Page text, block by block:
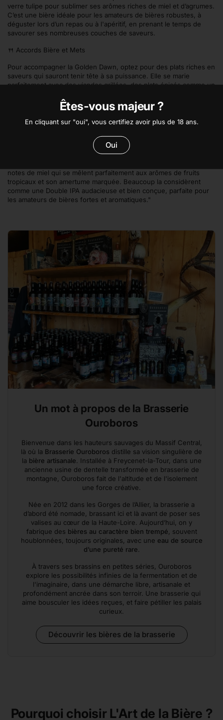
verre tulipe pour sublimer ses arômes riches de miel et d’agrumes.
C’est une bière idéale pour les amateurs de bières robustes, à
déguster lors d’un repas ou à l'apéritif, en prenant le temps de
savourer ses nombreuses couches de saveurs.
🍴 Accords Bière et Mets
Pour accompagner la Golden Dawn, optez pour des plats riches en
saveurs qui sauront tenir tête à sa puissance. Elle se marie
parfaitement avec des viandes grillées, des plats épicés comme un
vieilli ou le comté. Pour les amateurs de sucré-salé, tentez un
dessert aux fruits tropicaux pour faire ressortir ses notes
d’agrumes.
Sur Untappd, la Golden Dawn est appréciée pour son équilibre
notes de miel qui se mêlent parfaitement aux arômes de fruits
tropicaux et son amertume marquée. Beaucoup la considèrent
comme une Double IPA audacieuse et bien conçue, parfaite pour
les amateurs de bières fortes et aromatiques."
Un mot à propos de la Brasserie
Ouroboros
Bienvenue dans les hauteurs sauvages du Massif Central,
là où la Brasserie Ouroboros distille sa vision singulière de
la bière artisanale . Installée à Freycenet-la-Tour, dans une
ancienne usine de dentelle transformée en brasserie de
montagne, Ouroboros fait de l'altitude et de l'isolement
une force créative.
Née en 2012 dans les Gorges de l’Allier, la brasserie a
d’abord été nomade, brassant ici et là avant de poser ses
valises au cœur de la Haute-Loire. Aujourd’hui, on y
fabrique des bières au caractère bien trempé , souvent
houblonnées, toujours originales, avec une eau de source
d’une pureté rare
À travers ses brassins en petites séries, Ouroboros
explore les possibilités infinies de la fermentation et de
l'imaginaire, dans une démarche libre, artisanale et
profondément ancrée dans son terroir. Une brasserie qui
aime bousculer les idées reçues, et faire pétiller les palais
curieux.
Découvrir les bières de la brasserie
Pourquoi choisir L'Art de la Bière ?
Êtes-vous majeur ?
En cliquant sur "oui", vous certifiez avoir plus de 18 ans.
Oui